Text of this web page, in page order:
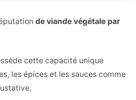
de viande végétale par
cette capacité unique
les épices et les sauces comme